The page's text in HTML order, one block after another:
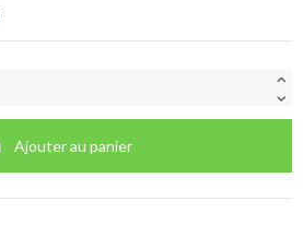
Ajouter au panier